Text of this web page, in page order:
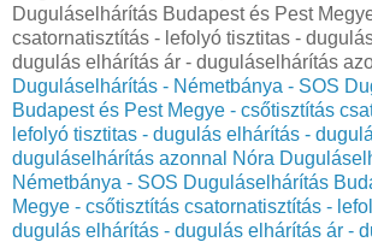
Duguláselhárítás Budapest és Pest
csatornatisztítás - lefolyó tisztitas -
dugulás elhárítás ár - duguláselhárítás
Duguláselhárítás - Németbánya - SOS
Budapest és Pest Megye - csőtisztítás
lefolyó tisztitas - dugulás elhárítás -
duguláselhárítás azonnal
Nóra
Németbánya - SOS Duguláselhárítás
Megye - csőtisztítás csatornatisztítás -
dugulás elhárítás - dugulás elhárítás ár -